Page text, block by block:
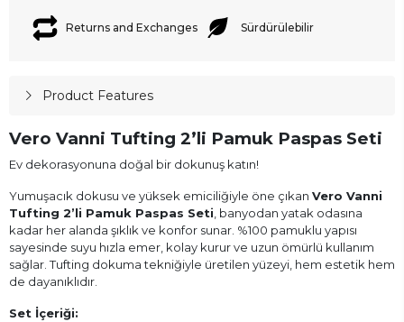
Returns and Exchanges Sürdürülebilir
Product Features
Vero Vanni Tufting 2’li Pamuk Paspas Seti
Ev dekorasyonuna doğal bir dokunuş katın!
Yumuşacık dokusu ve yüksek emiciliğiyle öne çıkan Vero Vanni
Tufting 2’li Pamuk Paspas Seti, banyodan yatak odasına
kadar her alanda şıklık ve konfor sunar. %100 pamuklu yapısı
sayesinde suyu hızla emer, kolay kurur ve uzun ömürlü kullanım
sağlar. Tufting dokuma tekniğiyle üretilen yüzeyi, hem estetik hem
de dayanıklıdır.
Set İçeriği: